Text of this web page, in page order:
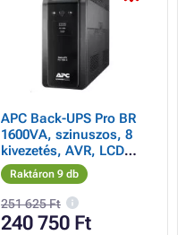
APC Back-UPS Pro BR
1600VA, szinuszos, 8
kivezetés, AVR, LCD
interfész (960W)
Raktáron 9 db
251 625 Ft
240 750 Ft